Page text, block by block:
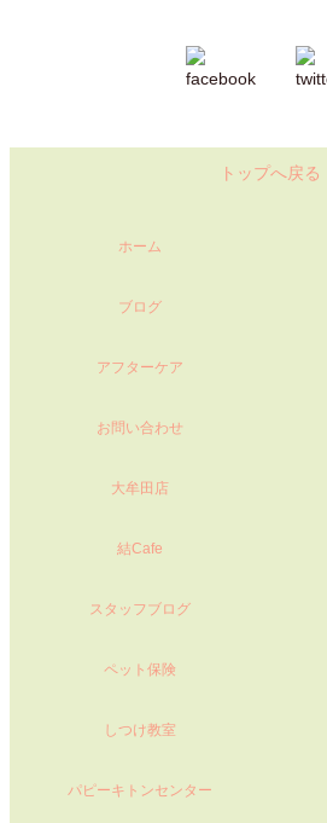
トップへ戻る
ホーム
ブログ
アフターケア
お問い合わせ
大牟田店
結Cafe
スタッフブログ
ペット保険
しつけ教室
パピーキトンセンター